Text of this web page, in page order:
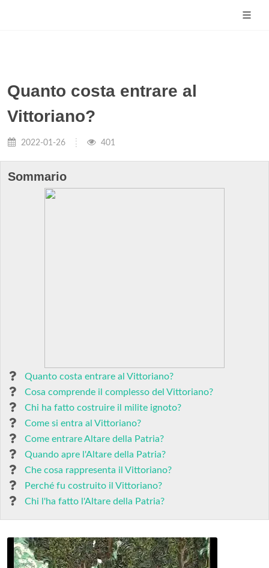
Quanto costa entrare al
Vittoriano?
2022-01-26 401
Sommario
Quanto costa entrare al Vittoriano?
Cosa comprende il complesso del Vittoriano?
Chi ha fatto costruire il milite ignoto?
Come si entra al Vittoriano?
Come entrare Altare della Patria?
Quando apre l'Altare della Patria?
Che cosa rappresenta il Vittoriano?
Perché fu costruito il Vittoriano?
Chi l'ha fatto l'Altare della Patria?